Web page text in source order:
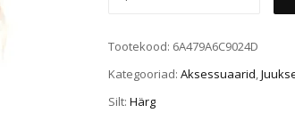
Tootekood: 6A479A6C9024D
Kategooriad: Aksessuaarid,
Silt: Härg